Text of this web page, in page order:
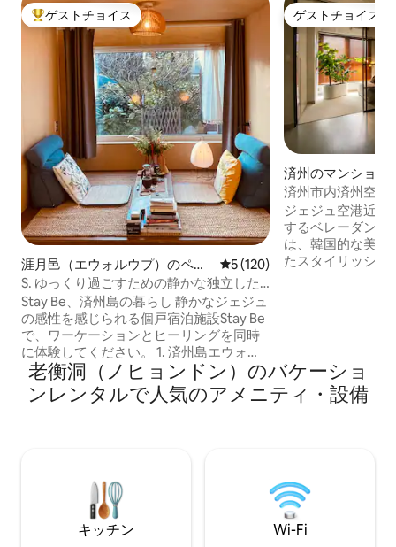
大好評のゲストチョイスです。
ゲストチョイス
涯月邑（エウォルウプ）のペン
ション
レビュー120件、5つ星中5つ
5 (120)
S. ゆっくり過ごすための静かな独立した
滞在先
Stay Be、済州島の暮らし 静かなジェジュ
の感性を感じられる個戸宿泊施設Stay Be
で、ワーケーションとヒーリングを同時
に体験してください。 1. 済州島エウォ
ル、プライベートな貸切宿泊施設 ジェジ
ュ空港から25分、人里離れたジェジュ・
エウォルのジャンジョンリに位置してい
ャラリー プロのスタジオ運営 – プロフィ
ール、アートフォト、1対1の撮影クラス
3. 猫と過ごす滞在 | フォトスタジオのマネ
ージャー、猫のGiti 4.済州島西部・南部の
ゲストチョイス
ゲストチョイス
済州のマンション
済州市内済州空港
ー / Netflix利用可
向けの宿泊先
ジェジュ空港近く
するベレーダンホ
は、韓国的な美を
たスタイリッシュ
テールで旅行者に
す。 済州のヨンドックの中心に位置し、
空港へのアクセス
のある要素があち
り、旅の特別な思
モダンでトレンデ
好む旅行者から、
老衡洞（ノヒョンドン）のバケーショ
ンレンタルで人気のアメニティ・設備
キッチン Wi-Fi